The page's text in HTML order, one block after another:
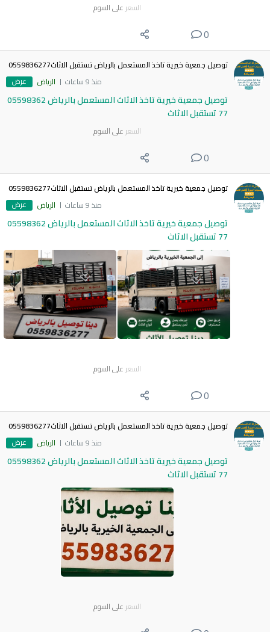
السعر على السوم
0
توصيل جمعية خيرية تاخذ المستعمل بالرياض تستقبل الاثاث0559836277
منذ 9 ساعات
الرياض عرض
توصيل جمعية خيرية تاخذ الاثاث المستعمل بالرياض 05598362
77 تستقبل الاثاث
السعر على السوم
0
توصيل جمعية خيرية تاخذ المستعمل بالرياض تستقبل الاثاث0559836277
منذ 9 ساعات
الرياض عرض
توصيل جمعية خيرية تاخذ الاثاث المستعمل بالرياض 05598362
77 تستقبل الاثاث
السعر على السوم
0
توصيل جمعية خيرية تاخذ المستعمل بالرياض تستقبل الاثاث0559836277
منذ 9 ساعات
الرياض عرض
توصيل جمعية خيرية تاخذ الاثاث المستعمل بالرياض 05598362
77 تستقبل الاثاث
السعر على السوم